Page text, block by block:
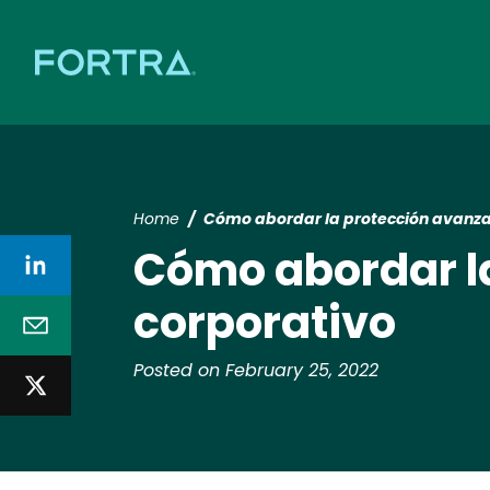
Home Cómo abordar la protección
Cómo abordar
corporativo
Posted on February 25, 2022